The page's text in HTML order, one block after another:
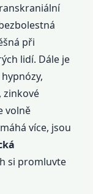
při
lidí. Dále je
zinkové
volně
více, jsou
si promluvte